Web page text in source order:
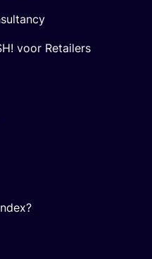
voor Retailers